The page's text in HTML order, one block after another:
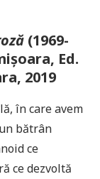
(1969-
Ed.
2019
în care avem
bătrân
ce
ce dezvoltă